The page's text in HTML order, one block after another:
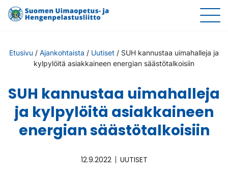
Etusivu / Ajankohtaista / Uutiset / SUH kannustaa uimahalleja ja
kylpylöitä asiakkaineen energian säästötalkoisiin
SUH kannustaa uimahalleja
ja kylpylöitä asiakkaineen
energian säästötalkoisiin
12.9.2022 UUTISET